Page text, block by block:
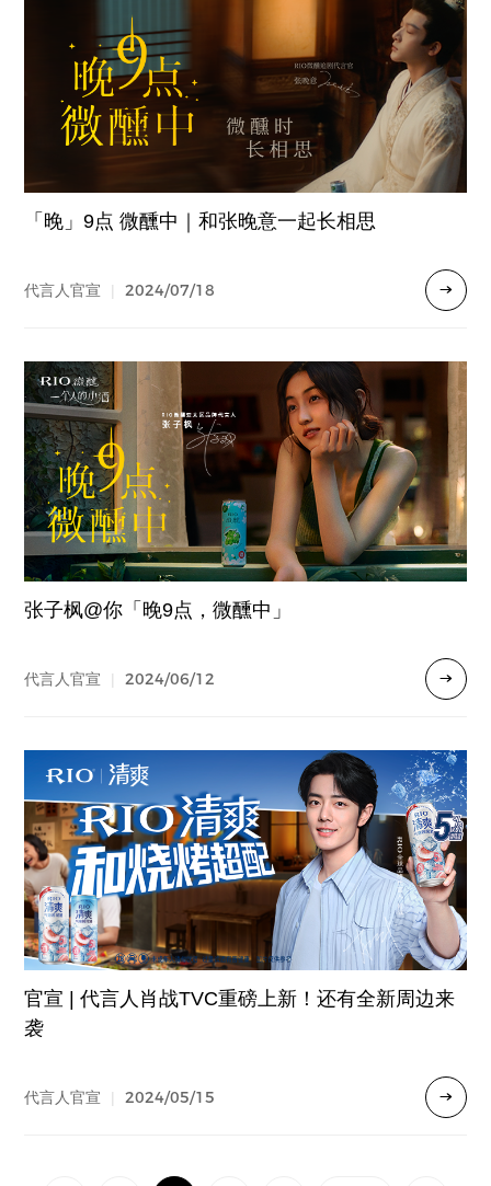
「晚」9点 微醺中｜和张晚意一起长相思
代言人官宣 | 2024/07/18
张子枫@你「晚9点，微醺中」
代言人官宣 | 2024/06/12
官宣 | 代言人肖战TVC重磅上新！还有全新周边来
袭
代言人官宣 | 2024/05/15